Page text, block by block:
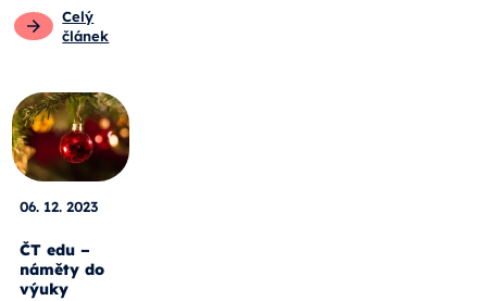
Celý
článek
06. 12. 2023
ČT edu –
náměty do
výuky